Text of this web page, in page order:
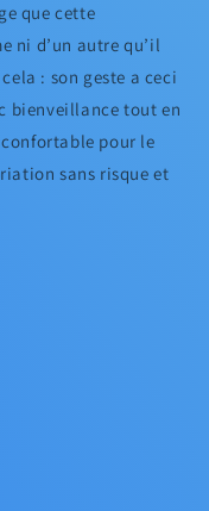
que cette
ni d’un autre qu’il
: son geste a ceci
bienveillance tout en
pour le
sans risque et